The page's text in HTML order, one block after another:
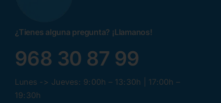
¿Tienes alguna pregunta? ¡Llamanos!
968 30 87 99
Lunes -> Jueves: 9:00h – 13:30h | 17:00h –
19:30h